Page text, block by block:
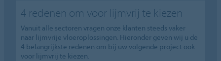
4 redenen om voor lijmvrij te kiezen
Vanuit alle sectoren vragen onze klanten steeds vaker
naar lijmvrije vloeroplossingen. Hieronder geven wij u de
4 belangrijkste redenen om bij uw volgende project ook
voor lijmvrij te kiezen.